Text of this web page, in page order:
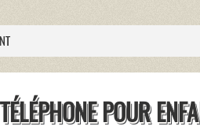
TÉLÉPHONE POUR